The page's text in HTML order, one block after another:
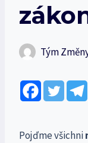
Tým
Pojďme všichni